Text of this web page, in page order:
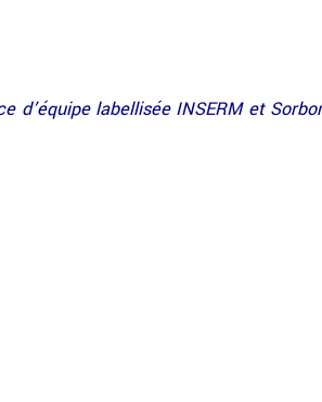
d’équipe labellisée INSERM et